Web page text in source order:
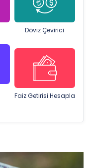
Döviz Çevirici
Faiz Getirisi Hesapla